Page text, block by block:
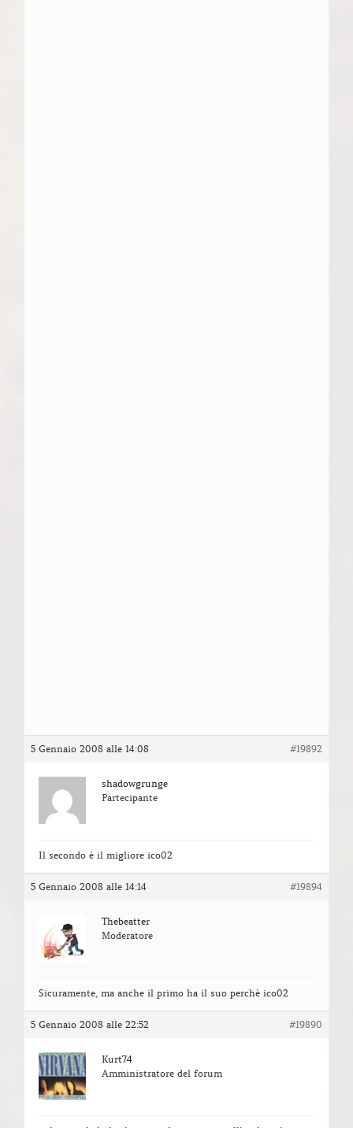
5 Gennaio 2008 alle 14:08 #19892
shadowgrunge
Partecipante
Il secondo è il migliore ico02
5 Gennaio 2008 alle 14:14 #19894
Thebeatter
Moderatore
Sicuramente, ma anche il primo ha il suo perchè ico02
5 Gennaio 2008 alle 22:52 #19890
Kurt74
Amministratore del forum